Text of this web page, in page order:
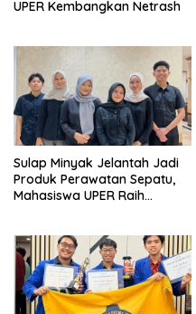
UPER Kembangkan Netrash
Sulap Minyak Jelantah Jadi
Produk Perawatan Sepatu,
Mahasiswa UPER Raih